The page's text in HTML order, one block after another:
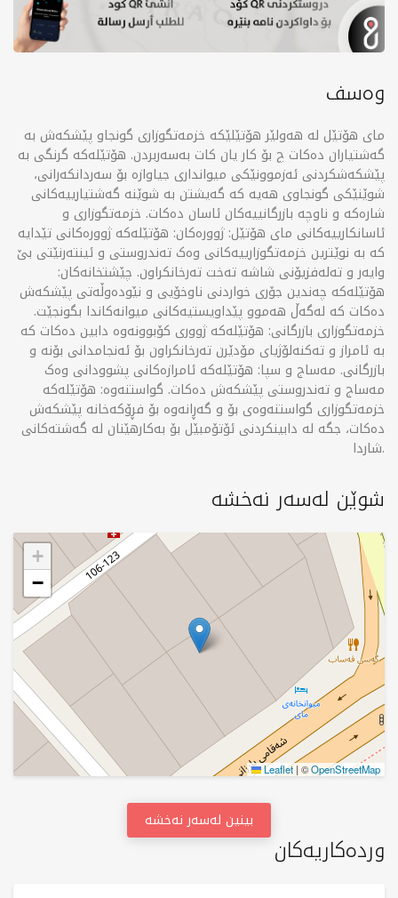
وردەکاریەکان
وەسف
مای هۆتێل لە هەولێر هۆتێلێکە خزمەتگوزاری گونجاو پێشکەش بە
گەشتیاران دەکات چ بۆ کار یان کات بەسەربردن. هۆتێلەکە گرنگی بە
پێشکەشکردنی ئەزموونێکی میوانداری جیاوازە بۆ سەردانکەرانی،
شوێنێکی گونجاوی هەیە کە گەیشتن بە شوێنە گەشتیارییەکانی
شارەکە و ناوچە بازرگانییەکان ئاسان دەکات. خزمەتگوزاری و
ئاسانکارییەکانی مای هۆتێل: ژوورەکان: هۆتێلەکە ژوورەکانی تێدایە
کە بە نوێترین خزمەتگوزارییەکانی وەک تەندروستی و ئینتەرنێتی بێ
وایەر و تەلەفزیۆنی شاشە تەخت تەرخانکراون. چێشتخانەکان:
هۆتێلەکە چەندین جۆری خواردنی ناوخۆیی و نێودەوڵەتی پێشکەش
دەکات کە لەگەڵ هەموو پێداویستیەکانی میوانەکاندا بگونجێت.
خزمەتگوزاری بازرگانی: هۆتێلەکە ژووری کۆبوونەوە دابین دەکات کە
بە ئامراز و تەکنەلۆژیای مۆدێرن تەرخانکراون بۆ ئەنجامدانی بۆنە و
بازرگانی. مەساج و سپا: هۆتێلەکە ئامرازەکانی پشوودانی وەک
مەساج و تەندروستی پێشکەش دەکات. گواستنەوە: هۆتێلەکە
خزمەتگوزاری گواستنەوەی بۆ و گەڕانەوە بۆ فڕۆکەخانە پێشکەش
دەکات، جگە لە دابینکردنی ئۆتۆمبێل بۆ بەکارهێنان لە گەشتەکانی
شاردا.
شوێن لەسەر نەخشە
+
−
Leaflet | ©OpenStreetMap
بینین لەسەر نەخشە